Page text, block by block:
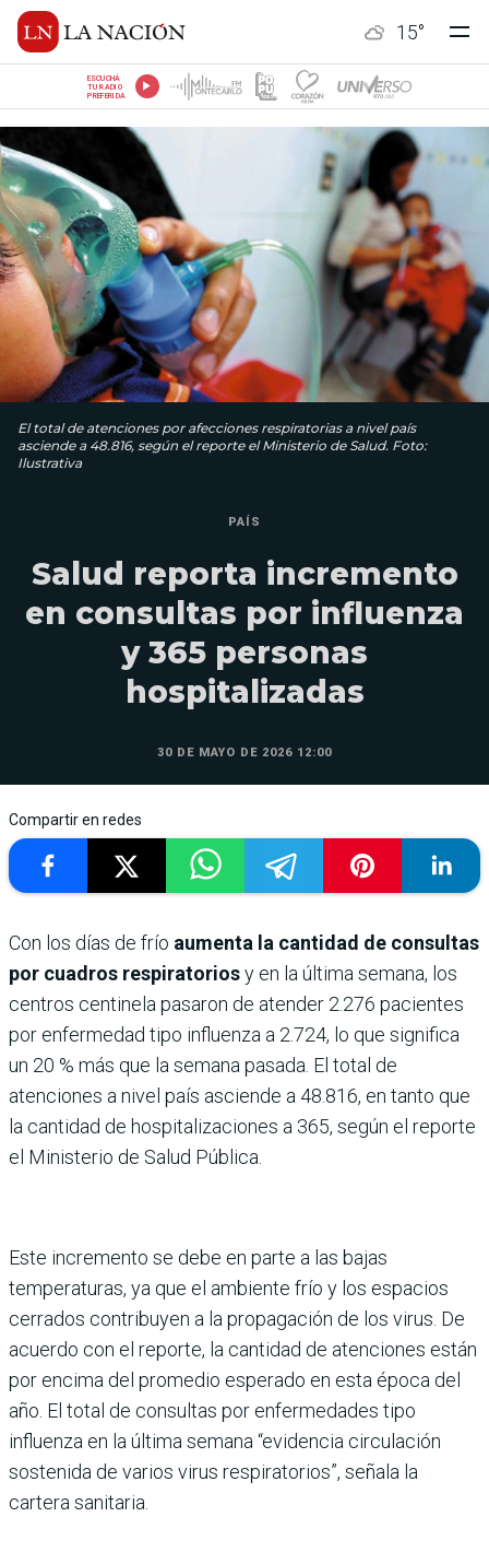
15°
ESCUCHÁ
TU RADIO
PREFERIDA
El total de atenciones por afecciones respiratorias a nivel país
asciende a 48.816, según el reporte el Ministerio de Salud. Foto:
Ilustrativa
PAÍS
Salud reporta incremento
en consultas por influenza
y 365 personas
hospitalizadas
30 DE MAYO DE 2026 12:00
Compartir en redes
Con los días de frío aumenta la cantidad de consultas
por cuadros respiratoriosy en la última semana, los
centros centinela pasaron de atender 2.276 pacientes
por enfermedad tipo influenza a 2.724, lo que significa
un 20 % más que la semana pasada. El total de
atenciones a nivel país asciende a 48.816, en tanto que
la cantidad de hospitalizaciones a 365, según el reporte
el Ministerio de Salud Pública.
Este incremento se debe en parte a las bajas
temperaturas, ya que el ambiente frío y los espacios
cerrados contribuyen a la propagación de los virus. De
acuerdo con el reporte, la cantidad de atenciones están
por encima del promedio esperado en esta época del
año. El total de consultas por enfermedades tipo
influenza en la última semana “evidencia circulación
sostenida de varios virus respiratorios”, señala la
cartera sanitaria.